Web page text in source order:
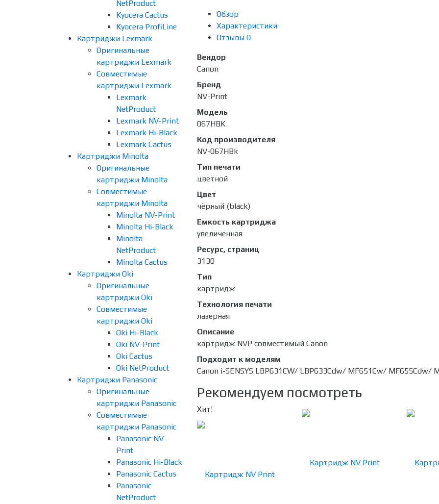
NetProduct
Kyocera Cactus
Kyocera ProfiLine
Картриджи Lexmark
Оригинальные
картриджи Lexmark
Совместимые
картриджи Lexmark
Lexmark
NetProduct
Lexmark NV-Print
Lexmark Hi-Black
Lexmark Cactus
Картриджи Minolta
Оригинальные
картриджи Minolta
Совместимые
картриджи Minolta
Minolta NV-Print
Minolta Hi-Black
Minolta
NetProduct
Minolta Cactus
Картриджи Oki
Оригинальные
картриджи Oki
Совместимые
картриджи Oki
Oki Hi-Black
Oki NV-Print
Oki Cactus
Oki NetProduct
Картриджи Panasonic
Оригинальные
картриджи Panasonic
Совместимые
картриджи Panasonic
Panasonic NV-
Print
Panasonic Hi-Black
Panasonic Cactus
Panasonic
NetProduct
Обзор
Характеристики
Отзывы 0
Вендор
Canon
Бренд
NV-Print
Модель
067HBK
Код производителя
NV-067HBk
Тип печати
цветной
Цвет
чёрный (black)
Емкость картриджа
увеличенная
Ресурс, страниц
3130
Тип
картридж
Технология печати
лазерная
Описание
картридж NVP совместимый Canon
Подходит к моделям
Canon i-SENSYS LBP631CW/ LBP633Cdw/ MF651Cw/ MF655Cdw/
Рекомендуем посмотреть
Хит!